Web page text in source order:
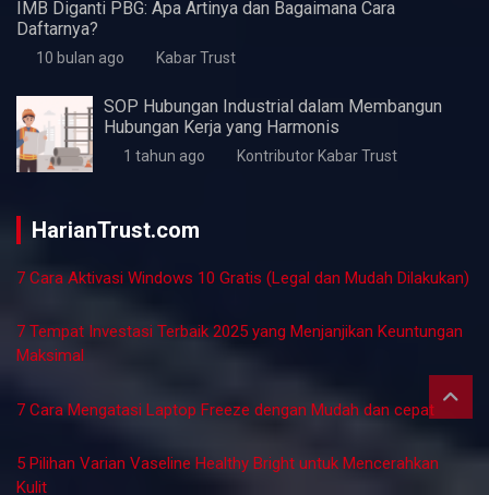
Peluang Karir di Bidang Teknik Industri: Menelusuri
Lowongan Kerja dan Perspektifnya
7 bulan ago Kabar Trust
Peluang Karier dalam Industri Arsitektur: Temukan
Lowongan Kerja yang Tepat
7 bulan ago Kabar Trust
7 bulan ago
Universal: Upaya Strategis Mengatasi Krisis
Moral di Lingkungan Pendidikan Tinggi
IMB Diganti PBG: Apa Artinya dan Bagaimana Cara
10 bulan ago Kabar Trust